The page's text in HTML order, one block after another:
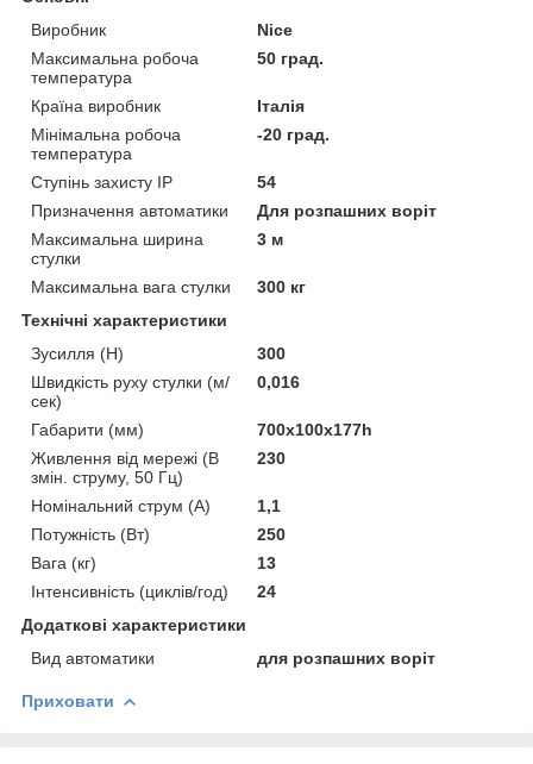
Виробник
Nice
Максимальна робоча
температура
50 град.
Країна виробник
Італія
Мінімальна робоча
температура
-20 град.
Ступінь захисту IP
54
Призначення автоматики
Для розпашних воріт
Максимальна ширина
стулки
3 м
Максимальна вага стулки
300 кг
Технічні характеристики
Зусилля (H)
300
Швидкість руху стулки (м/
сек)
0,016
Габарити (мм)
700х100х177һ
Живлення від мережі (В
змін. струму, 50 Гц)
230
Номінальний струм (А)
1,1
Потужність (Вт)
250
Вага (кг)
13
Інтенсивність (циклів/год)
24
Додаткові характеристики
Вид автоматики
для розпашних воріт
Приховати